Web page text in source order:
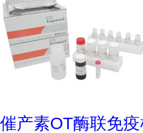
催产素OT酶联免